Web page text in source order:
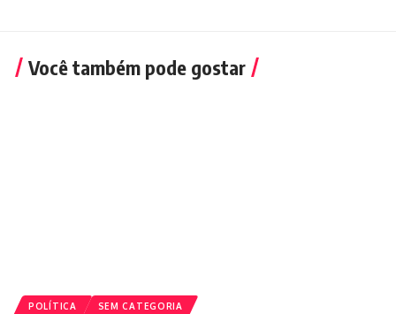
Você também pode gostar
POLÍTICA SEM CATEGORIA